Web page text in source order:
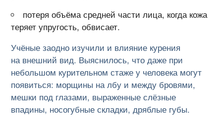
потеря объёма средней части лица, когда кожа
теряет упругость, обвисает.
Учёные заодно изучили и влияние курения
на внешний вид. Выяснилось, что даже при
небольшом курительном стаже у человека могут
появиться: морщины на лбу и между бровями,
мешки под глазами, выраженные слёзные
впадины, носогубные складки, дряблые губы.